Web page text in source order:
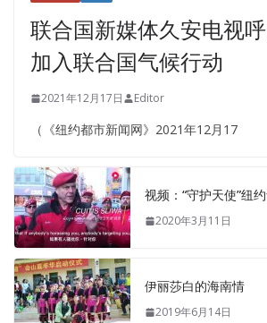
联合国新媒体久安电视
加入联合国气候行动
2021年12月17日 Editor
（《纽约都市新闻网》2021年12月17
视频：“守护天使”纽
2020年3月11日
伊丽莎白的海南情
2019年6月14日